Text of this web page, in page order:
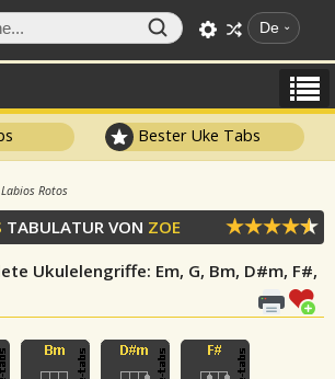
De
Bester Uke Tabs
Labios Rotos
TABULATUR VON ZOE
Ukulelengriffe: Em, G, Bm, D#m, F#,